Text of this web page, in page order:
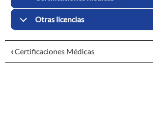
Otras licencias
‹Certificaciones Médicas